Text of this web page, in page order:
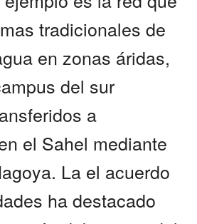
tradicionales de
en zonas áridas,
del sur
a
el Sahel mediante
La el acuerdo
ha destacado